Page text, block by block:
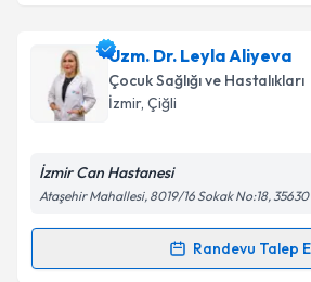
için bir takvim hazırlandığında e-
bilgilendireceğiz.
E-posta Adresiniz
Kişisel verilerimin işlenmesine
'ni okudum ve kişisel
kapsamda işlenmesini kabul
Uzm. Dr. Leyla Aliyeva
Çocuk Sağlığı ve Hastalıkları
İzmir, Çiğli
İzmir Can Hastanesi
Ataşehir Mahallesi, 8019/16 Sokak No:18, 35630
Randevu Talep
Randevu Takvimi Talebi